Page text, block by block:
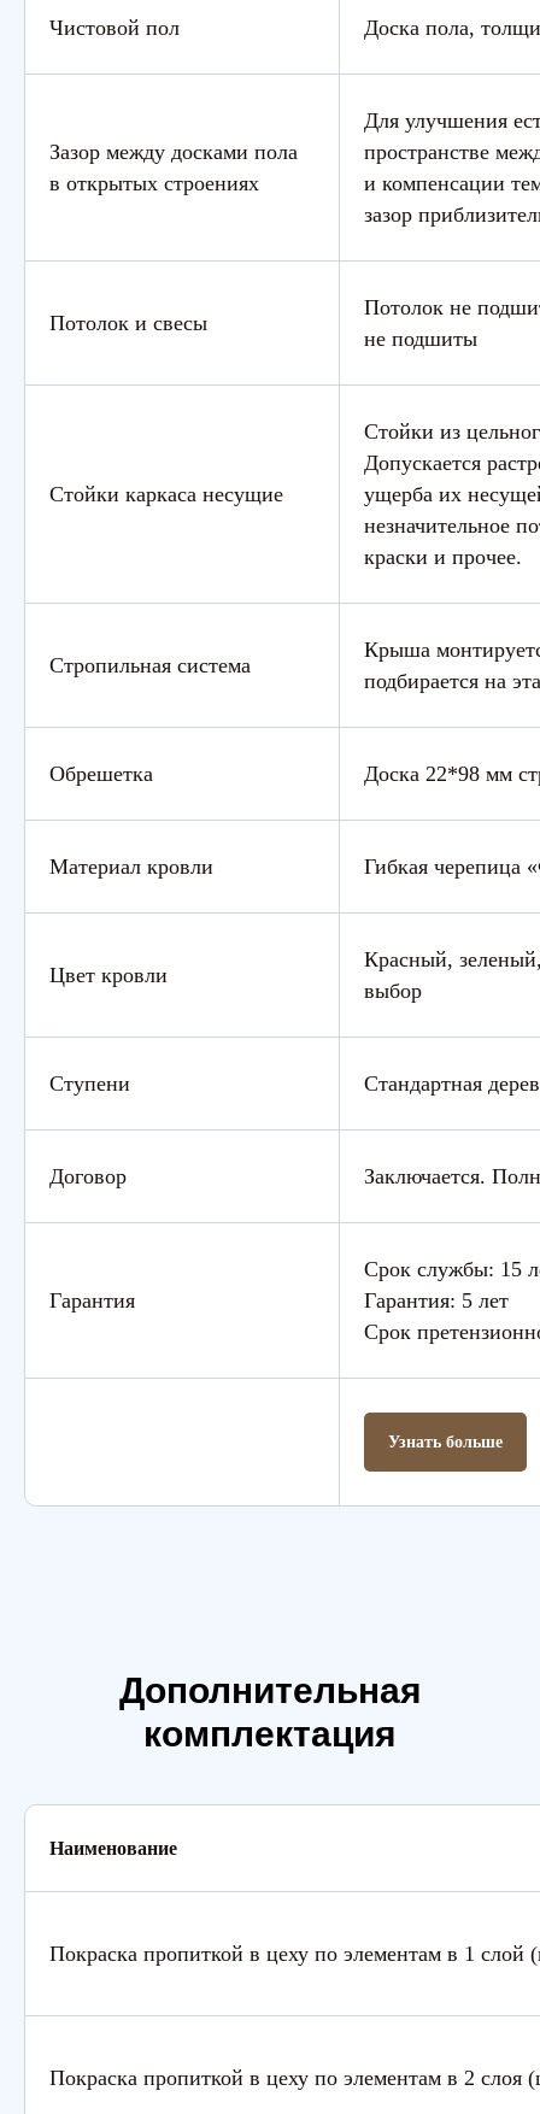
Чистовой пол Доска пола,
Зазор между досками пола
в открытых строениях
Для улучшения
пространстве
и компенсации
зазор
Потолок и свесы
Потолок не
не подшиты
Стойки каркаса несущие
Стойки из
Допускается
ущерба их
незначительное
краски и прочее.
Стропильная система
Крыша
подбирается на
Обрешетка Доска 22*98 мм
Материал кровли Гибкая черепица
Цвет кровли
Красный,
выбор
Ступени Стандартная
Договор Заключается.
Гарантия
Срок службы: 15
Гарантия: 5 лет
Срок
Узнать больше
Дополнительная
комплектация
Наименование
Покраска пропиткой в цеху по элементам в 1 слой
Покраска пропиткой в цеху по элементам в 2 слоя